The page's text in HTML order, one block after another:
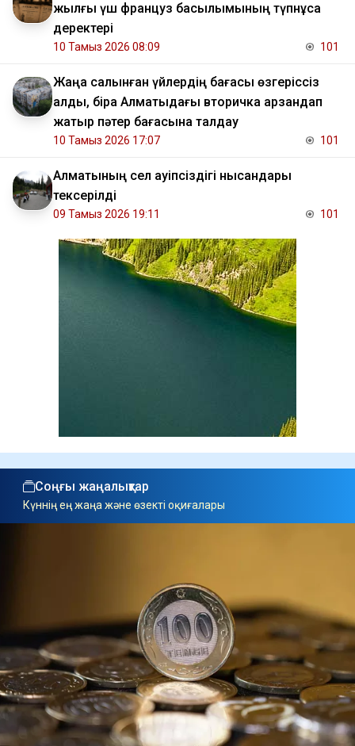
жылғы үш француз басылымының түпнұсқа
деректері
10 Тамыз 2026 08:09 101
Жаңа салынған үйлердің бағасы өзгеріссіз
қалды, бірақ Алматыдағы вторичка арзандап
жатыр пәтер бағасына талдау
10 Тамыз 2026 17:07 101
Алматының сел қауіпсіздігі нысандары
тексерілді
09 Тамыз 2026 19:11 101
Соңғы жаңалықтар
Күннің ең жаңа және өзекті оқиғалары